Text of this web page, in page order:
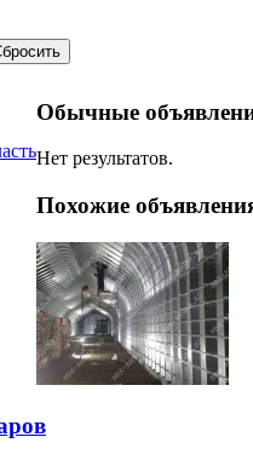
Обычные
Нет результатов.
Похожие